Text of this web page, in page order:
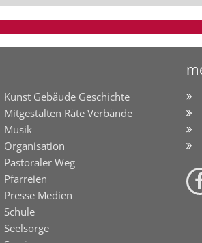
Kunst Gebäude Geschichte
Mitgestalten Räte Verbände
Musik
Organisation
Pastoraler Weg
Pfarreien
Presse Medien
Schule
Seelsorge